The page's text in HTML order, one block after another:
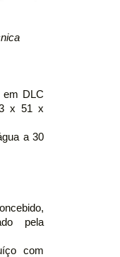
em DLC
x 51 x
a 30
pela
com